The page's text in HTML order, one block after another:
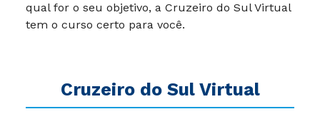
qual for o seu objetivo, a Cruzeiro do Sul Virtual
tem o curso certo para você.
Cruzeiro do Sul Virtual